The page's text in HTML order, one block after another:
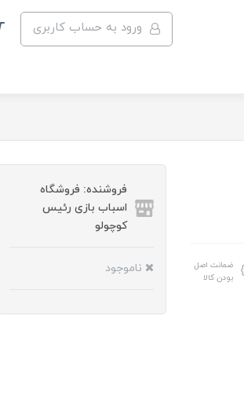
ورود به حساب کاربری
ضمانت اصل
بودن کالا
فروشنده: فروشگاه
اسباب بازی رئیس
کوچولو
ناموجود